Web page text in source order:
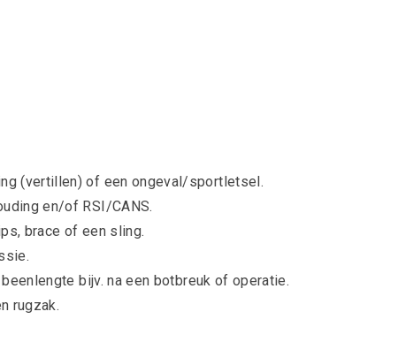
(vertillen) of een ongeval/sportletsel.
en/of RSI/CANS.
brace of een sling.
bijv. na een botbreuk of operatie.
rugzak.